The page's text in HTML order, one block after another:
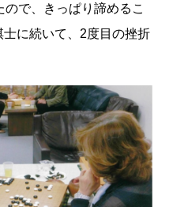
で、きっぱり諦めるこ
に続いて、2度目の挫折